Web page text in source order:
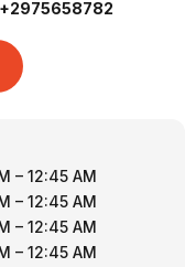
+2975658782
– 12:45 AM
– 12:45 AM
– 12:45 AM
– 12:45 AM